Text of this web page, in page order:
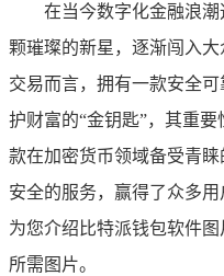
在当今数字化金融浪
颗璀璨的新星，逐渐闯入
交易而言，拥有一款安全
护财富的“金钥匙”，其重
款在加密货币领域备受青
安全的服务，赢得了众多
为您介绍比特派钱包软件
所需图片。